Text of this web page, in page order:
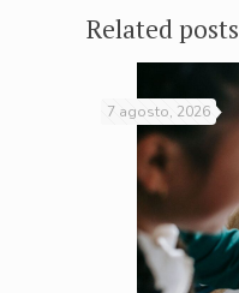
Related posts
7 agosto, 2026